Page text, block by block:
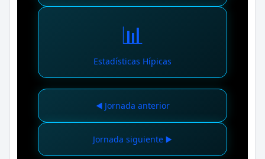
📊
Estadísticas Hípicas
◀️ Jornada anterior
Jornada siguiente ▶️